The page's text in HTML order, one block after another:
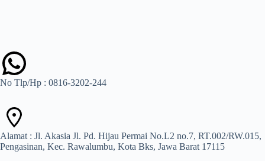
No Tlp/Hp : 0816-3202-244
Alamat : Jl. Akasia Jl. Pd. Hijau Permai No.L2 no.7, RT.002/RW.015,
Pengasinan, Kec. Rawalumbu, Kota Bks, Jawa Barat 17115